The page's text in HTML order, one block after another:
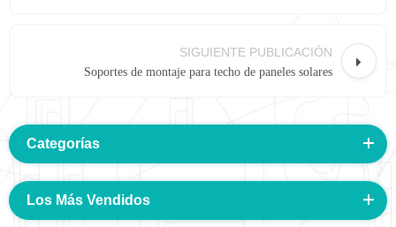
SIGUIENTE PUBLICACIÓN
Soportes de montaje para techo de paneles solares
Categorías
Los Más Vendidos